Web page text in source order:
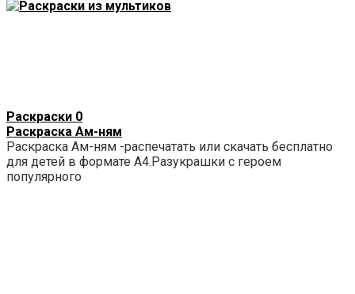
Раскраски 0
Раскраска Ам-ням
Раскраска Ам-ням -распечатать или скачать бесплатно
для детей в формате А4.Разукрашки с героем
популярного